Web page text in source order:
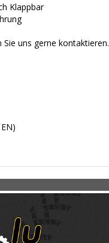
Klappbar
uns gerne kontaktieren.